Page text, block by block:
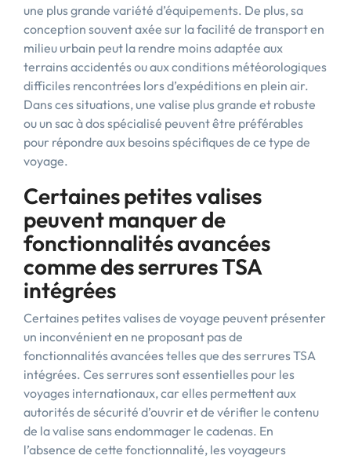
une plus grande variété d’équipements. De plus, sa
conception souvent axée sur la facilité de transport en
milieu urbain peut la rendre moins adaptée aux
terrains accidentés ou aux conditions météorologiques
difficiles rencontrées lors d’expéditions en plein air.
Dans ces situations, une valise plus grande et robuste
ou un sac à dos spécialisé peuvent être préférables
pour répondre aux besoins spécifiques de ce type de
voyage.
Certaines petites valises
peuvent manquer de
fonctionnalités avancées
comme des serrures TSA
intégrées
Certaines petites valises de voyage peuvent présenter
un inconvénient en ne proposant pas de
fonctionnalités avancées telles que des serrures TSA
intégrées. Ces serrures sont essentielles pour les
voyages internationaux, car elles permettent aux
autorités de sécurité d’ouvrir et de vérifier le contenu
de la valise sans endommager le cadenas. En
l’absence de cette fonctionnalité, les voyageurs